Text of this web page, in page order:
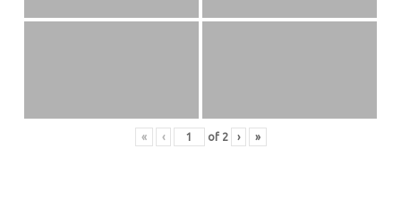
« ‹ of 2 › »